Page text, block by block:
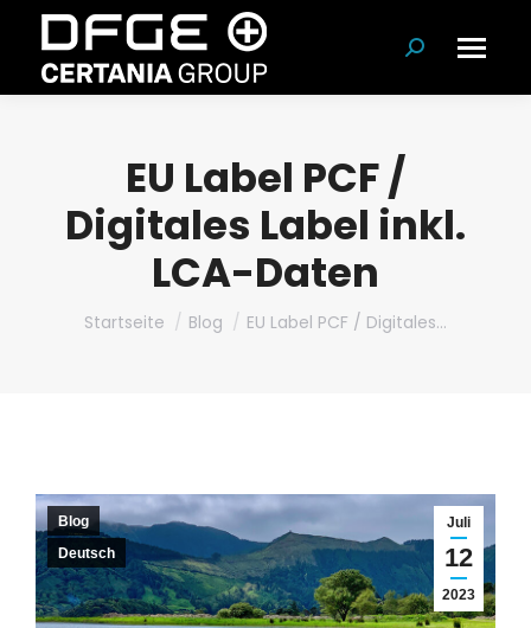
Suchen:
EU Label PCF /
Digitales Label inkl.
LCA-Daten
Du bist hier:
Startseite Blog EU Label PCF / Digitales…
Juli
12
2023
Blog
Deutsch